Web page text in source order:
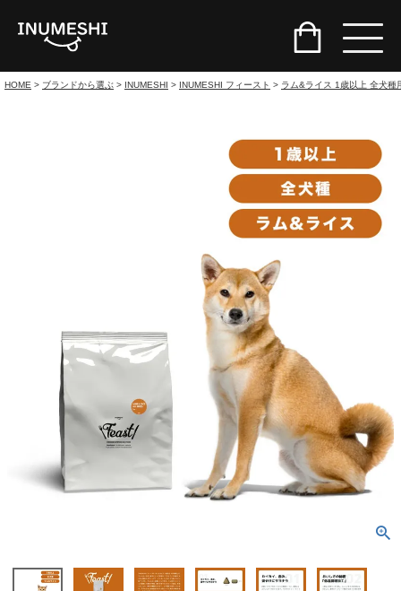
HOME ブランドから選ぶ INUMESHI INUMESHI フィースト ラム&ライス 1歳以上 全犬種